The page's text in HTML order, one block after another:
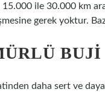
ile 30.000 km
gerek yoktur.
daha sert ve